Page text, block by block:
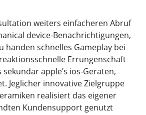
weiters einfacheren Abruf
device-Benachrichtigungen,
schnelles Gameplay bei
Errungenschaft
apple’s ios-Geraten,
Jeglicher innovative Zielgruppe
realisiert das eigener
Kundensupport genutzt